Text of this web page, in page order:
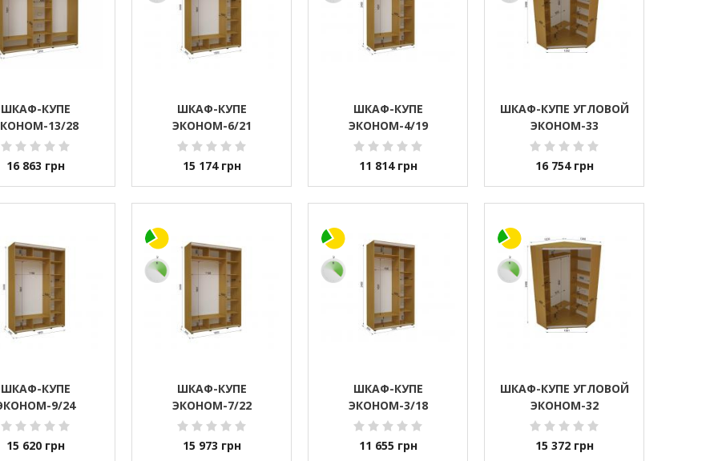
ШКАФ-КУПЕ
13/28
16 863 грн
ШКАФ-КУПЕ
ЭКОНОМ-6/21
15 174 грн
ШКАФ-КУПЕ
ЭКОНОМ-4/19
11 814 грн
ШКАФ-КУПЕ УГЛОВОЙ
ЭКОНОМ-33
16 754 грн
ШКАФ-КУПЕ
9/24
15 620 грн
ШКАФ-КУПЕ
ЭКОНОМ-7/22
15 973 грн
ШКАФ-КУПЕ
ЭКОНОМ-3/18
11 655 грн
ШКАФ-КУПЕ УГЛОВОЙ
ЭКОНОМ-32
15 372 грн